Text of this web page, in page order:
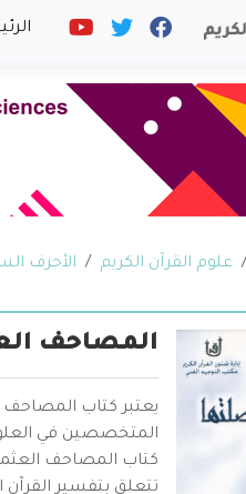
علوم القرآن الكريم الأحرف
المصاحف
يعتبر كتاب المصاحف
المتخصصين في
كتاب المصاحف
تتعلق بتفسير